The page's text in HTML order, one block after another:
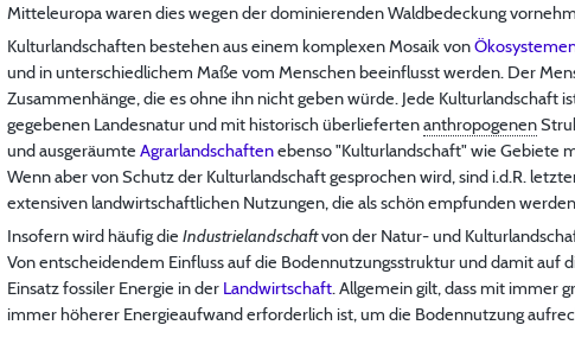
Mitteleuropa waren dies wegen der dominierenden Waldbedeckung
Kulturlandschaften bestehen aus einem komplexen Mosaik von
und in unterschiedlichem Maße vom Menschen beeinflusst werden. Der
Zusammenhänge, die es ohne ihn nicht geben würde. Jede Kulturlandschaft
gegebenen Landesnatur und mit historisch überliefertenanthropogenen
und ausgeräumte Agrarlandschaftenebenso "Kulturlandschaft" wie Gebiete
Wenn aber von Schutz der Kulturlandschaft gesprochen wird, sind i.d.R.
extensiven landwirtschaftlichen Nutzungen, die als schön empfunden
Insofern wird häufig die Industrielandschaftvon der Natur- und
Von entscheidendem Einfluss auf die Bodennutzungsstruktur und damit auf
Einsatz fossiler Energie in der Landwirtschaft. Allgemein gilt, dass mit immer
immer höherer Energieaufwand erforderlich ist, um die Bodennutzung